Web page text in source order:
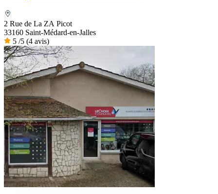
2 Rue de La ZA Picot
33160 Saint-Médard-en-Jalles
5 /5 (4 avis)